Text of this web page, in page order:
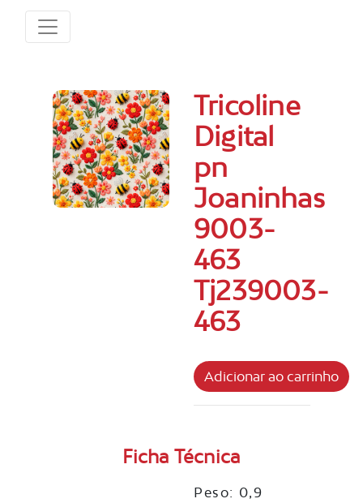
Tricoline
Digital
pn
Joaninhas
9003-
463
Tj239003-
463
Ficha Técnica
Peso: 0,9